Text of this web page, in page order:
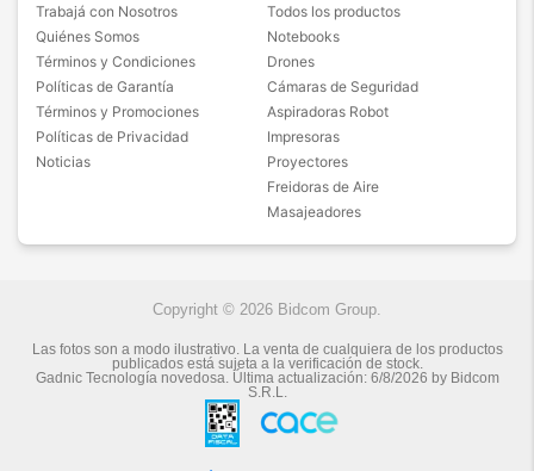
Trabajá con Nosotros
Quiénes Somos
Términos y Condiciones
Políticas de Garantía
Términos y Promociones
Políticas de Privacidad
Noticias
Todos los productos
Notebooks
Drones
Cámaras de Seguridad
Aspiradoras Robot
Impresoras
Proyectores
Freidoras de Aire
Masajeadores
Copyright © 2026 Bidcom Group.
Las fotos son a modo ilustrativo. La venta de cualquiera de los productos
publicados está sujeta a la verificación de stock.
Gadnic Tecnología novedosa. Última actualización: 6/8/2026 by Bidcom
S.R.L.